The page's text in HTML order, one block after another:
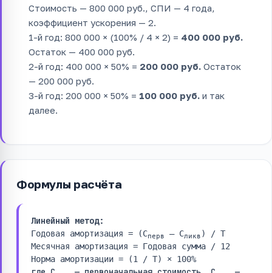
Стоимость — 800 000 руб., СПИ — 4 года,
коэффициент ускорения — 2.
1-й год: 800 000 × (100% / 4 × 2) = 400 000 руб.
Остаток — 400 000 руб.
2-й год: 400 000 × 50% = 200 000 руб. Остаток
— 200 000 руб.
3-й год: 200 000 × 50% = 100 000 руб. и так
далее.
Формулы расчёта
Линейный метод:
Годовая амортизация = (Сперв – Сликв ) / Т
Месячная амортизация = Годовая сумма / 12
Норма амортизации = (1 / Т) × 100%